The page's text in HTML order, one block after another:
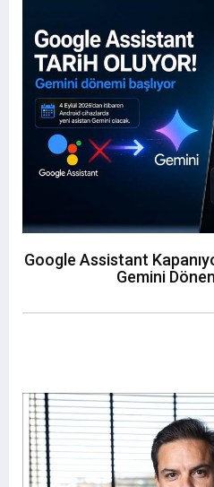
Google Assistant
Gemini